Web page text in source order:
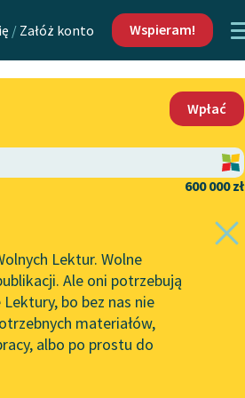
/ Załóż konto Wspieram!
Kontakt
O projekcie
Zasady wykorzystania
Wolnych Lektur
Logotypy
Materiały promocyjne
Wpłać
600 000 zł
Lektur. Wolne
Ale oni potrzebują
bo bez nas nie
materiałów,
albo po prostu do